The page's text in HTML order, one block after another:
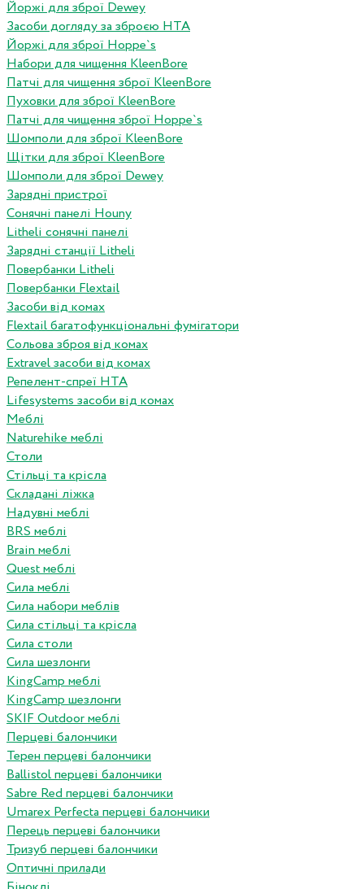
Йоржі для зброї Dewey
Засоби догляду за зброєю HTA
Йоржі для зброї Hoppe`s
Набори для чищення KleenBore
Патчі для чищення зброї KleenBore
Пуховки для зброї KleenBore
Патчі для чищення зброї Hoppe`s
Шомполи для зброї KleenBore
Щітки для зброї KleenBore
Шомполи для зброї Dewey
Зарядні пристрої
Сонячні панелі Houny
Litheli сонячні панелі
Зарядні станції Litheli
Повербанки Litheli
Повербанки Flextail
Засоби від комах
Flextail багатофункціональні фумігатори
Сольова зброя від комах
Extravel засоби від комах
Репелент-спреї HTA
Lifesystems засоби від комах
Меблі
Naturehike меблі
Столи
Стільці та крісла
Складані ліжка
Надувні меблі
BRS меблі
Brain меблі
Quest меблі
Сила меблі
Сила набори меблів
Сила стільці та крісла
Сила столи
Сила шезлонги
KingCamp меблі
KingCamp шезлонги
SKIF Outdoor меблі
Перцеві балончики
Терен перцеві балончики
Ballistol перцеві балончики
Sabre Red перцеві балончики
Umarex Perfecta перцеві балончики
Перець перцеві балончики
Тризуб перцеві балончики
Оптичні прилади